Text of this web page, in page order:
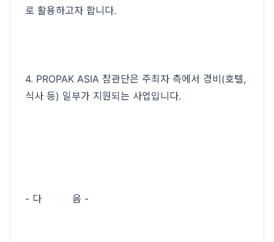
로 활용하고자 합니다.
4. PROPAK ASIA 참관단은 주최자 측에서 경비(호텔,
식사 등) 일부가 지원되는 사업입니다.
- 다 음 -